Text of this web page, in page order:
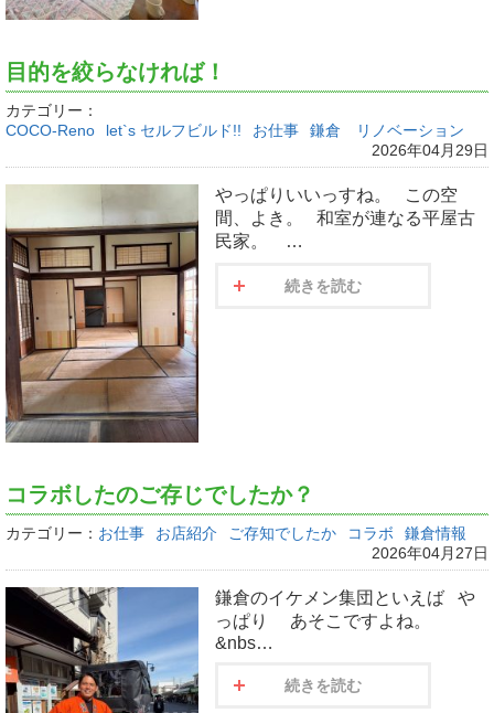
目的を絞らなければ！
カテゴリー：
COCO-Reno
let`s セルフビルド!! お仕事
鎌倉 リノベーション
2026年04月29日
やっぱりいいっすね。 この空
間、よき。 和室が連なる平屋古
民家。 …
続きを読む
コラボしたのご存じでしたか？
カテゴリー： お仕事 お店紹介 ご存知でしたか コラボ
鎌倉情報
2026年04月27日
鎌倉のイケメン集団といえば や
っぱり あそこですよね。
&nbs…
続きを読む